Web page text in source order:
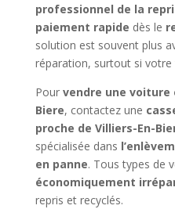
professionnel de la
paiement rapide dès le
solution est souvent plus
réparation, surtout si
Pour vendre une voiture
Biere, contactez une
proche de Villiers-En-
spécialisée dans
en panne. Tous types de
économiquement
repris et recyclés.